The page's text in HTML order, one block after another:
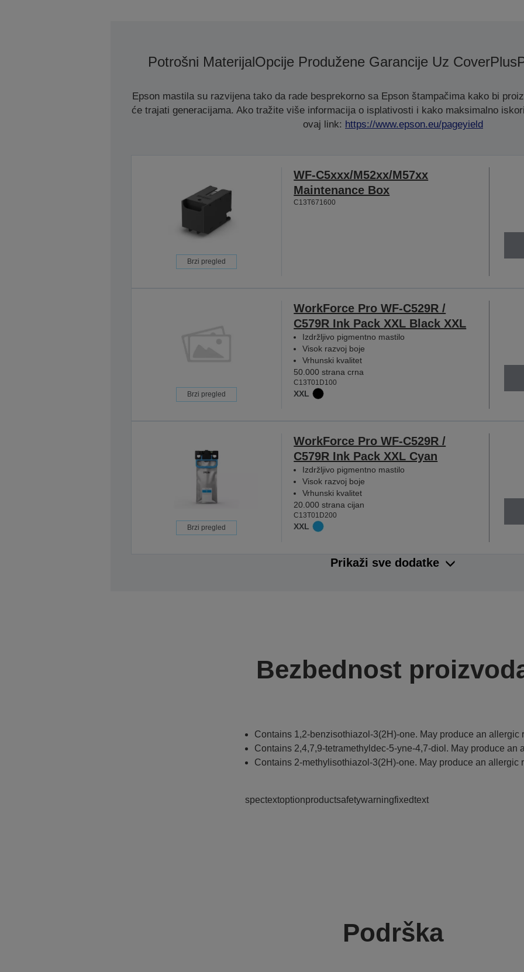
Potrošni MaterijalOpcije Produžene Garancije Uz CoverPlus
Epson mastila su razvijena tako da rade besprekorno sa Epson štampačima kako bi
će trajati generacijama. Ako tražite više informacija o isplativosti i kako maksimalno
ovaj link: https://www.epson.eu/pageyield
Brzi pregled
WF-C5xxx/M52xx/M57xx
Maintenance Box
C13T671600
Brzi pregled
WorkForce Pro WF-C529R /
C579R Ink Pack XXL Black XXL
Izdržljivo pigmentno mastilo
Visok razvoj boje
Vrhunski kvalitet
50.000 strana crna
C13T01D100
XXL
Brzi pregled
WorkForce Pro WF-C529R /
C579R Ink Pack XXL Cyan
Izdržljivo pigmentno mastilo
Visok razvoj boje
Vrhunski kvalitet
20.000 strana cijan
C13T01D200
XXL
Prikaži sve dodatke
Bezbednost
Contains 1,2-benzisothiazol-3(2H)-one. May produce an allergic
Contains 2,4,7,9-tetramethyldec-5-yne-4,7-diol. May produce an
Contains 2-methylisothiazol-3(2H)-one. May produce an allergic
spectextoptionproductsafetywarningfixedtext
Podrška